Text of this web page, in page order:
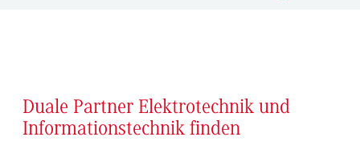
Duale Partner Elektrotechnik und
Informationstechnik finden